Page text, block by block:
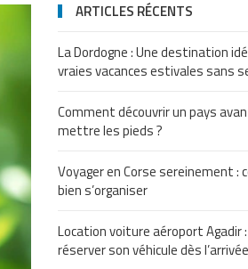
ARTICLES RÉCENTS
La Dordogne : Une destination
vraies vacances estivales sans
Comment découvrir un pays
mettre les pieds ?
Voyager en Corse sereinement :
bien s’organiser
Location voiture aéroport Agadir
réserver son véhicule dès l’arrivée